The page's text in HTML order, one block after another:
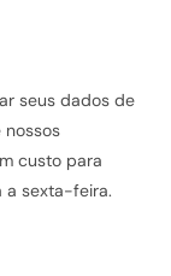
seus dados de
custo para
a sexta-feira.